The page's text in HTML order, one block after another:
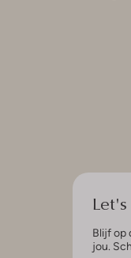
Blijf op
jou.